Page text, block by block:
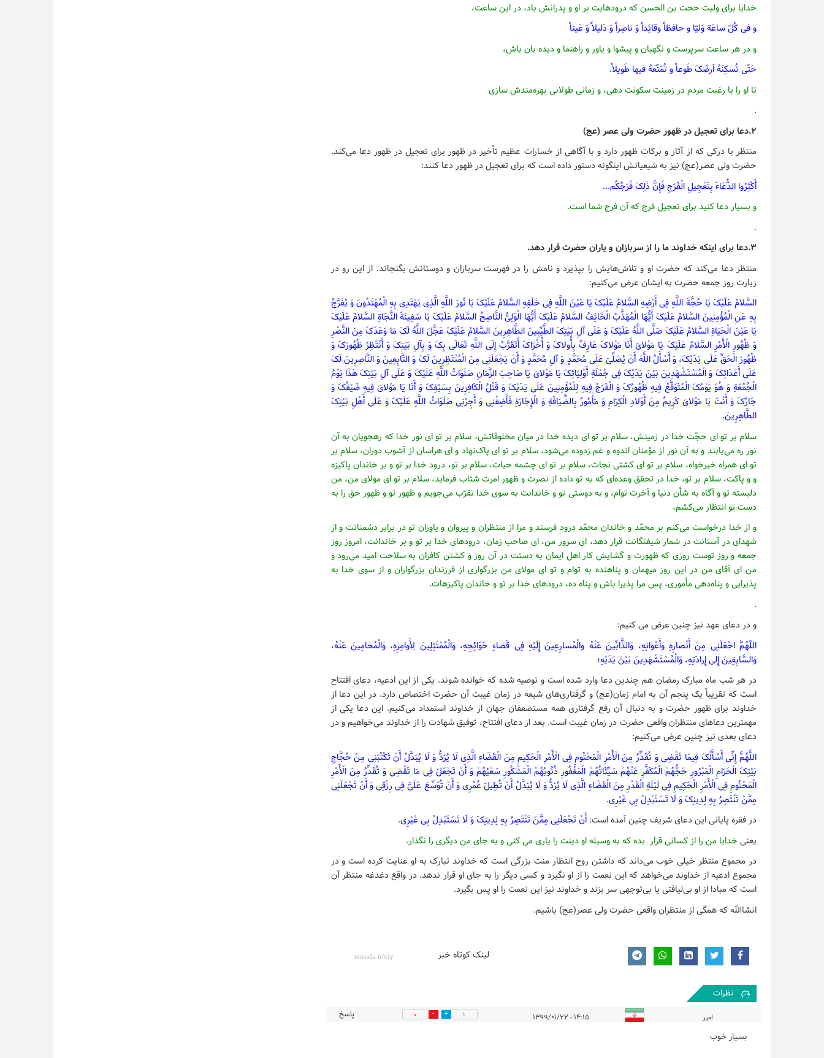
خدایا برای ولیت حجت بن الحسن که درودهایت بر او و پدرانش باد، در این ساعت،
و فی کُلّ ساعَة وَلیّا و حافظاً وقائِداً وَ ناصِراً وَ دَلیلاً وَ عَیناً
و در هر ساعت سرپرست و نگهبان و پیشوا و یاور و راهنما و دیده بان باش،
حَتّی تُسکِنَهُ اَرضَکَ طَوعاً و تُمَتّعَهُ فیها طَویلاً.
تا او را با رغبت مردم در زمینت سکونت دهی، و زمانی طولانی بهره‌مندش سازی
.
۲.دعا برای تعجیل در ظهور حضرت ولی عصر (عج)
منتظر با درکی که از آثار و برکات ظهور دارد و با آگاهی از خسارات عظیم تأخیر در ظهور برای تعجیل در ظهور دعا می‌کند.
حضرت ولی عصر(عج) نیز به شیعیانش اینگونه دستور داده است که برای تعجیل در ظهور دعا کنند:
أَکْثِرُوا الدُّعَاءَ بِتَعْجِیلِ الْفَرَجِ فَإِنَّ ذَلِکَ فَرَجُکُم‏...
و بسیار دعا کنید برای تعجیل فرج که آن فرج شما است.
.
۳.دعا برای اینکه خداوند ما را از سربازان و یاران حضرت قرار دهد.
منتظر دعا می‌کند که حضرت او و تلاش‌هایش را بپذیرد و نامش را در فهرست سربازان و دوستانش بگنجاند. از این رو در
زیارت روز جمعه حضرت به ایشان عرض می‌کنیم:
السَّلامُ عَلَیْکَ یَا حُجَّةَ اللَّهِ فِی أَرْضِهِ السَّلامُ عَلَیْکَ یَا عَیْنَ اللَّهِ فِی خَلْقِهِ السَّلامُ عَلَیْکَ یَا نُورَ اللَّهِ الَّذِی یَهْتَدِی بِهِ الْمُهْتَدُونَ وَ یُفَرَّجُ
بِهِ عَنِ الْمُؤْمِنِینَ السَّلامُ عَلَیْکَ أَیُّهَا الْمُهَذَّبُ الْخَائِفُ السَّلامُ عَلَیْکَ أَیُّهَا الْوَلِیُّ النَّاصِحُ السَّلامُ عَلَیْکَ یَا سَفِینَةَ النَّجَاةِ السَّلامُ عَلَیْکَ
یَا عَیْنَ الْحَیَاةِ السَّلامُ عَلَیْکَ صَلَّی اللَّهُ عَلَیْکَ وَ عَلَی آلِ بَیْتِکَ الطَّیِّبِینَ الطَّاهِرِینَ السَّلامُ عَلَیْکَ عَجَّلَ اللَّهُ لَکَ مَا وَعَدَکَ مِنَ النَّصْرِ
وَ ظُهُورِ الْأَمْرِ السَّلامُ عَلَیْکَ یَا مَوْلایَ أَنَا مَوْلاکَ عَارِفٌ بِأُولاکَ وَ أُخْرَاکَ أَتَقَرَّبُ إِلَی اللَّهِ تَعَالَی بِکَ وَ بِآلِ بَیْتِکَ وَ أَنْتَظِرُ ظُهُورَکَ وَ
ظُهُورَ الْحَقِّ عَلَی یَدَیْکَ، وَ أَسْأَلُ اللَّهَ أَنْ یُصَلِّیَ عَلَی مُحَمَّدٍ وَ آلِ مُحَمَّدٍ وَ أَنْ یَجْعَلَنِی مِنَ الْمُنْتَظِرِینَ لَکَ وَ التَّابِعِینَ وَ النَّاصِرِینَ لَکَ
عَلَی أَعْدَائِکَ وَ الْمُسْتَشْهَدِینَ بَیْنَ یَدَیْکَ فِی جُمْلَةِ أَوْلِیَائِکَ یَا مَوْلایَ یَا صَاحِبَ الزَّمَانِ صَلَوَاتُ اللَّهِ عَلَیْکَ وَ عَلَی آلِ بَیْتِکَ هَذَا یَوْمُ
الْجُمُعَةِ وَ هُوَ یَوْمُکَ الْمُتَوَقَّعُ فِیهِ ظُهُورُکَ وَ الْفَرَجُ فِیهِ لِلْمُؤْمِنِینَ عَلَی یَدَیْکَ وَ قَتْلُ الْکَافِرِینَ بِسَیْفِکَ وَ أَنَا یَا مَوْلایَ فِیهِ ضَیْفُکَ وَ
جَارُکَ وَ أَنْتَ یَا مَوْلایَ کَرِیمٌ مِنْ أَوْلادِ الْکِرَامِ وَ مَأْمُورٌ بِالضِّیَافَةِ وَ الْإِجَارَةِ فَأَضِفْنِی وَ أَجِرْنِی صَلَوَاتُ اللَّهِ عَلَیْکَ وَ عَلَی أَهْلِ بَیْتِکَ
الطَّاهِرِینَ.
سلام بر تو ای حجّت خدا در زمینش، سلام بر تو ای دیده خدا در میان مخلوقاتش، سلام‏ بر تو ای نور خدا که رهجویان به آن
نور ره می‏‌یابند و به آن نور از مؤمنان اندوه و غم زدوده می‌‏شود، سلام بر تو ای پاک‏‌نهاد و ای هراسان از آشوب دوران، سلام بر
تو ای همراه خیرخواه، سلام بر تو ای کشتی نجات، سلام بر تو ای چشمه حیات، سلام بر تو، درود خدا بر تو و بر خاندان پاکیزه
و و پاکت، سلام بر تو، خدا در تحقق وعده‏‌ای که به تو داده از نصرت و ظهور امرت شتاب فرماید، سلام بر تو ای مولای من، من
دل‏بسته تو و آگاه به شأن دنیا و آخرت توام، و به دوستی تو و خاندانت به سوی خدا تقرّب می‏‌جویم و ظهور تو و ظهور حق را به
دست تو انتظار می‌‏کشم،
و از خدا درخواست می‌‏کنم بر محمّد و خاندان‏ محمّد درود فرستد و مرا از منتظران و پیروان و یاوران تو در برابر دشمنانت و از
شهدای در آستانت در شمار شیفتگانت قرار دهد، ای سرور من، ای صاحب‏ زمان، درودهای خدا بر تو و بر خاندانت، امروز روز
جمعه و روز توست‏ روزی که ظهورت و گشایش کار اهل ایمان به دستت در آن روز و کشتن کافران به سلاحت‏ امید می‌‏رود و
من ای آقای من در این روز میهمان و پناهنده به توام و تو ای مولای من بزرگواری از فرزندان‏ بزرگواران و از سوی خدا به
پذیرایی و پناه‌‏دهی مأموری، پس مرا پذیرا باش و پناه ده، درودهای خدا بر تو و خاندان پاکیزه‏ات.
.
و در دعای عهد نیز چنین عرض می کنیم:
اللّهُمَّ اجْعَلْنِی مِنْ أَنْصارِهِ وَأَعْوانِهِ، وَالذَّابِّینَ عَنْهُ والْمُسارِعِینَ إِلَیْهِ فِی قَضاءِ حَوَائِجِهِ، وَالْمُمْتَثِلِینَ لِأَوامِرِهِ، وَالْمُحامِینَ عَنْهُ،
وَالسَّابِقِینَ إِلی إِرادَتِهِ، وَالْمُسْتَشْهَدِینَ بَیْنَ یَدَیْهِ؛
در هر شب ماه مبارک رمضان هم چندین دعا وارد شده است و توصیه شده که خوانده شوند. یکی از این ادعیه، دعای افتتاح
است که تقریباً یک پنجم آن به امام زمان(عج) و گرفتاری‌های شیعه در زمان غیبت آن حضرت اختصاص دارد. در این دعا از
خداوند برای ظهور حضرت و به دنبال آن رفع گرفتاری همه مستضعفان جهان از خداوند استمداد می‌کنیم. این دعا یکی از
مهمترین دعاهای منتظران واقعی حضرت در زمان غیبت است. بعد از دعای افتتاح، توفیق شهادت را از خداوند می‌خواهیم و در
دعای بعدی نیز چنین عرض می‌کنیم:
اللَّهُمَّ إِنِّی أَسْأَلُکَ فِیمَا تَقْضِی وَ تُقَدِّرُ مِنَ الْأَمْرِ الْمَحْتُومِ فِی الْأَمْرِ الْحَکِیمِ مِنَ الْقَضَاءِ الَّذِی لَا یُرَدُّ وَ لَا یُبَدَّلُ أَنْ تَکْتُبَنِی مِنْ حُجَّاجِ
بَیْتِکَ الْحَرَامِ الْمَبْرُورِ حَجُّهُمْ الْمُکَفَّرِ عَنْهُمْ سَیِّئَاتُهُمْ الْمَغْفُورِ ذُنُوبُهُمْ الْمَشْکُورِ سَعْیُهُمْ وَ أَنْ تَجْعَلَ فِی مَا تَقْضِی وَ تُقَدِّرُ مِنَ الْأَمْرِ
الْمَحْتُومِ فِی الْأَمْرِ الْحَکِیمِ فِی لَیْلَةِ الْقَدْرِ مِنَ الْقَضَاءِ الَّذِی لَا یُرَدُّ وَ لَا یُبَدَّلُ أَنْ تُطِیلَ عُمُرِی وَ أَنْ تُوَسِّعَ عَلَیَّ فِی رِزْقِی وَ أَنْ تَجْعَلَنِی
مِمَّنْ تَنْتَصِرُ بِهِ لِدِینِکَ وَ لَا تَسْتَبْدِلْ بِی غَیْرِی.
در فقره پایانی این دعای شریف چنین آمده است: أَنْ تَجْعَلَنِی مِمَّنْ تَنْتَصِرُ بِهِ لِدِینِکَ وَ لَا تَسْتَبْدِلْ بِی غَیْرِی.
یعنی خدایا من را از کسانی قرار بده که به وسیله او دینت را یاری می کنی و به جای من دیگری را نگذار.
در مجموع منتظر خیلی خوب می‌داند که داشتن روح انتظار منت بزرگی است که خداوند تبارک به او عنایت کرده است و در
مجموع ادعیه از خداوند می‌خواهد که این نعمت را از او نگیرد و کسی دیگر را به جای او قرار ندهد. در واقع دغدغه منتظر آن
است که مبادا از او بی‌لیاقتی یا بی‌توجهی سر بزند و خداوند نیز این نعمت را او پس بگیرد.
انشاالله که همگی از منتظران واقعی حضرت ولی عصر(عج) باشیم.
لینک کوتاه خبر
نظرات
امیر ۱۴:۱۵ - ۱۳۹۹/۰۱/۲۲ 1
0 پاسخ
بسیار خوب